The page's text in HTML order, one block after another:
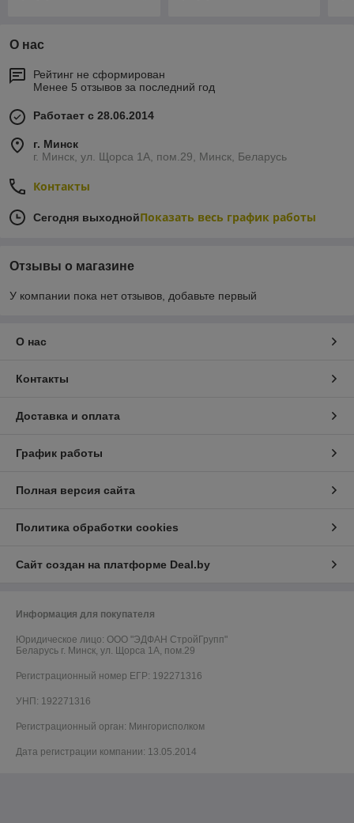
О нас
Рейтинг не сформирован
Менее 5 отзывов за последний год
Работает с 28.06.2014
г. Минск
г. Минск, ул. Щорса 1А, пом.29, Минск, Беларусь
Контакты
Сегодня выходнойПоказать весь график работы
Отзывы о магазине
У компании пока нет отзывов, добавьте первый
О нас
Контакты
Доставка и оплата
График работы
Полная версия сайта
Политика обработки cookies
Сайт создан на платформе Deal.by
Информация для покупателя
Юридическое лицо: ООО "ЭДФАН СтройГрупп"
Беларусь г. Минск, ул. Щорса 1А, пом.29
Регистрационный номер ЕГР: 192271316
УНП: 192271316
Регистрационный орган: Мингорисполком
Дата регистрации компании: 13.05.2014